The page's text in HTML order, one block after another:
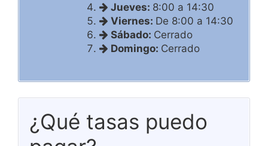
Jueves: 8:00 a 14:30
Viernes: De 8:00 a 14:30
Sábado: Cerrado
Domingo: Cerrado
¿Qué tasas puedo